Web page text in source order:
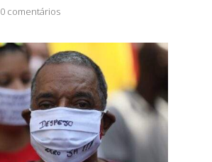
0 comentários